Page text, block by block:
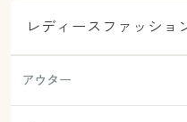
レディースファッショ
アウター